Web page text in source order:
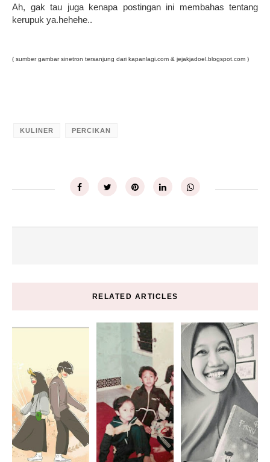
Ah, gak tau juga kenapa postingan ini membahas tentang
kerupuk ya.hehehe..
( sumber gambar sinetron tersanjung dari kapanlagi.com & jejakjadoel.blogspot.com )
KULINER PERCIKAN
RELATED ARTICLES